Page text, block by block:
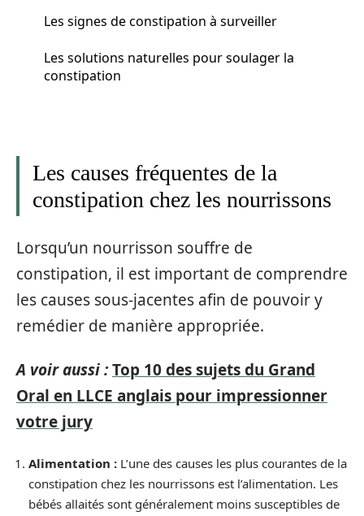
Les signes de constipation à surveiller
Les solutions naturelles pour soulager la
constipation
Les causes fréquentes de la
constipation chez les nourrissons
Lorsqu’un nourrisson souffre de
constipation, il est important de comprendre
les causes sous-jacentes afin de pouvoir y
remédier de manière appropriée.
A voir aussi :Top 10 des sujets du Grand
Oral en LLCE anglais pour impressionner
votre jury
Alimentation : L’une des causes les plus courantes de la
constipation chez les nourrissons est l’alimentation. Les
bébés allaités sont généralement moins susceptibles de